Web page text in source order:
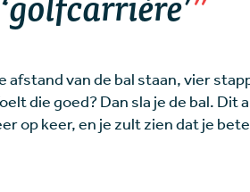
afstand van de bal staan, vier
die goed? Dan sla je de bal. Dit
op keer, en je zult zien dat je